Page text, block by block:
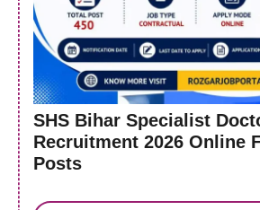
SHS Bihar Specialist
Recruitment 2026 Online
Posts